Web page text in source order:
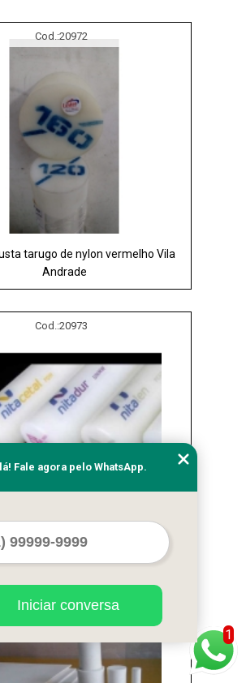
Cod.:20972
tarugo de nylon vermelho Vila
Andrade
Cod.:20973
nylon redondo Serra da Cantareira
Cod.:
1
Fale agora pelo WhatsApp.
Iniciar conversa